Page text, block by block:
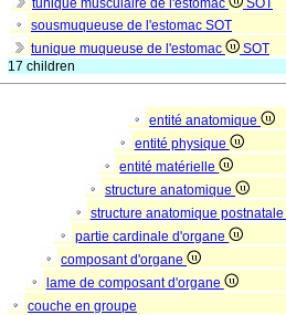
tunique musculaire de l'estomac
SOT
sousmuqueuse de l'estomac SOT
tunique muqueuse de l'estomac
SOT
17 children
entité anatomique
entité physique
entité matérielle
structure anatomique
structure anatomique postnatale
partie cardinale d'organe
composant d'organe
lame de composant d'organe
couche en groupe